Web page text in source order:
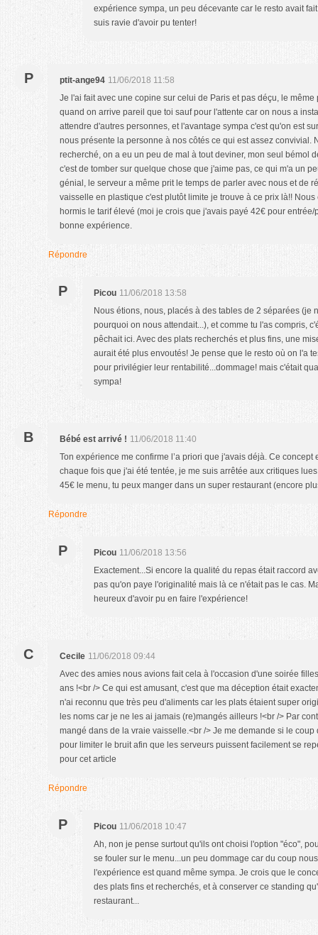
expérience sympa, un peu décevante car le resto avait
suis ravie d'avoir pu tenter!
P ptit-ange94 11/06/2018 11:58
Je l'ai fait avec une copine sur celui de Paris et pas déçu, le même
quand on arrive pareil que toi sauf pour l'attente car on nous a
attendre d'autres personnes, et l'avantage sympa c'est qu'on est
nous présente la personne à nos côtés ce qui est assez convivial.
recherché, on a eu un peu de mal à tout deviner, mon seul bémol
c'est de tomber sur quelque chose que j'aime pas, ce qui m'a un
génial, le serveur a même prit le temps de parler avec nous et de
vaisselle en plastique c'est plutôt limite je trouve à ce prix là!!
hormis le tarif élevé (moi je crois que j'avais payé 42€ pour
bonne expérience.
Répondre
P Picou 11/06/2018 13:58
Nous étions, nous, placés à des tables de 2 séparées (je
pourquoi on nous attendait...), et comme tu l'as compris,
pêchait ici. Avec des plats recherchés et plus fins, une
aurait été plus envoutés! Je pense que le resto où on l'a
pour privilégier leur rentabilité...dommage! mais c'était
sympa!
B Bébé est arrivé ! 11/06/2018 11:40
Ton expérience me confirme l’a priori que j'avais déjà. Ce concept
chaque fois que j'ai été tentée, je me suis arrêtée aux critiques
45€ le menu, tu peux manger dans un super restaurant (encore
Répondre
P Picou 11/06/2018 13:56
Exactement...Si encore la qualité du repas était raccord
pas qu'on paye l'originalité mais là ce n'était pas le cas.
heureux d'avoir pu en faire l'expérience!
C Cecile 11/06/2018 09:44
Avec des amies nous avions fait cela à l'occasion d'une soirée
ans !<br /> Ce qui est amusant, c'est que ma déception était
n'ai reconnu que très peu d'aliments car les plats étaient super
les noms car je ne les ai jamais (re)mangés ailleurs !<br /> Par
mangé dans de la vraie vaisselle.<br /> Je me demande si le
pour limiter le bruit afin que les serveurs puissent facilement se
pour cet article
Répondre
P Picou 11/06/2018 10:47
Ah, non je pense surtout qu'ils ont choisi l'option "éco",
se fouler sur le menu...un peu dommage car du coup
l'expérience est quand même sympa. Je crois que le
des plats fins et recherchés, et à conserver ce standing
restaurant...